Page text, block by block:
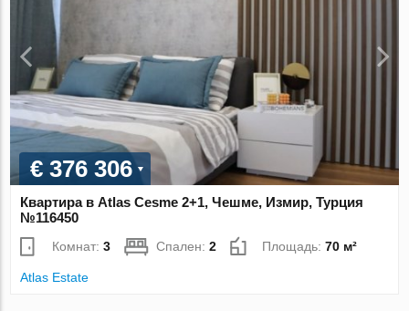
€ 376 306
Квартира в Atlas Cesme 2+1, Чешме, Измир, Турция
№116450
Комнат:3 Спален:2 Площадь:70 м²
Atlas Estate